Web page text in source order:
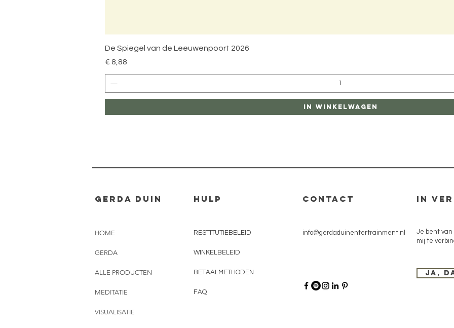
De Spiegel van de Leeuwenpoort 2026
Prijs
€ 8,88
In winkelwagen
Gerda Duin
HOME
GERDA
ALLE PRODUCTEN
MEDITATIE
VISUALISATIE
Hulp
RESTITUTIEBELEID
WINKELBELEID
BETAALMETHODEN
FAQ
CONTACT
info@gerdaduinentertrainment.nl
In
Je bent van
mij te
Ja,